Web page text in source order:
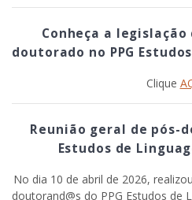
Conheça a
doutorado no PPG
Clique
Reunião geral de pós-
Estudos de
No dia 10 de abril de 2026,
doutorand@s do PPG Estudos de